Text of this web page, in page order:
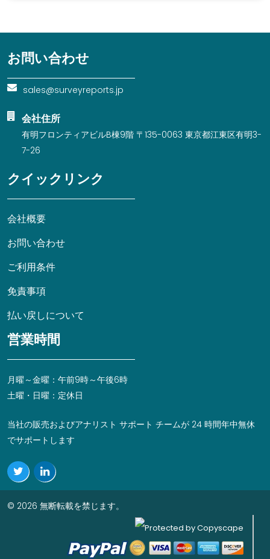
お問い合わせ
sales@surveyreports.jp
会社住所
有明フロンティアビルB棟9階 〒135-0063 東京都江東区有明3-
7-26
クイックリンク
会社概要
お問い合わせ
ご利用条件
免責事項
払い戻しについて
営業時間
月曜～金曜：午前9時～午後6時
土曜・日曜：定休日
当社の販売およびアナリスト サポート チームが 24 時間年中無休
でサポートします
© 2026 無断転載を禁じます。